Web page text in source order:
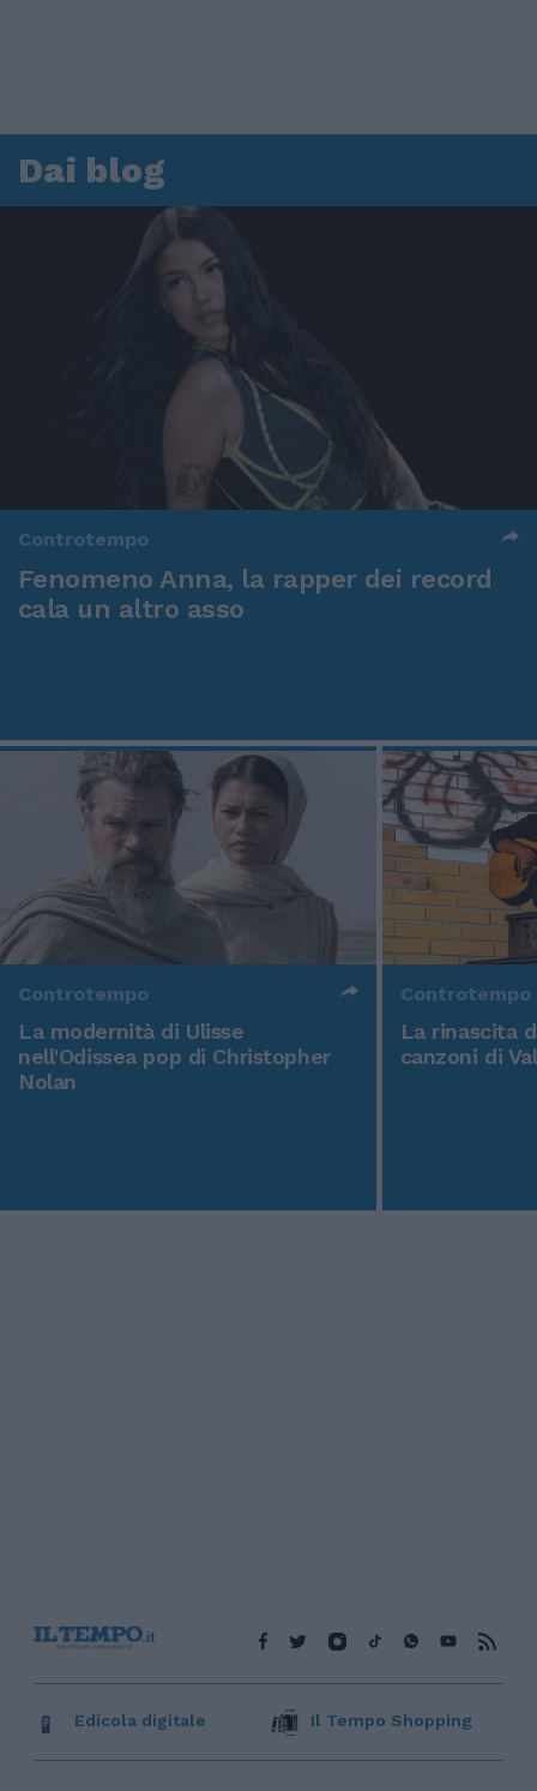
Dai blog
Controtempo
Fenomeno Anna, la rapper dei record
cala un altro asso
Controtempo
La modernità di Ulisse
nell'Odissea pop di Christopher
Nolan
Controtempo
La rinascita
canzoni di
Edicola digitale Il Tempo Shopping